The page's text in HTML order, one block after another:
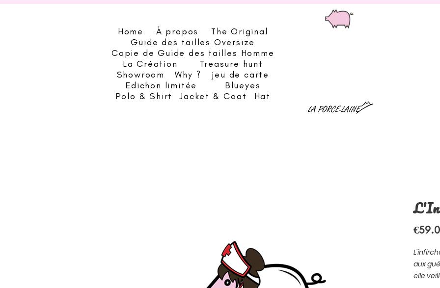
Home À propos
The Original
Guide des tailles Oversize
Copie de Guide des tailles Homme
La Création
Treasure hunt
Showroom
Why ?
jeu de carte
Edichon limitée
Blueyes
Polo & Shirt
Jacket & Coat Hat
aux
elle